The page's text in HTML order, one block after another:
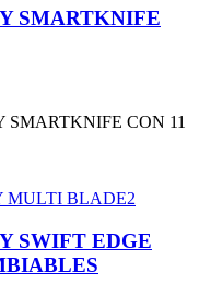
SMARTKNIFE
CON 11
SWIFT EDGE